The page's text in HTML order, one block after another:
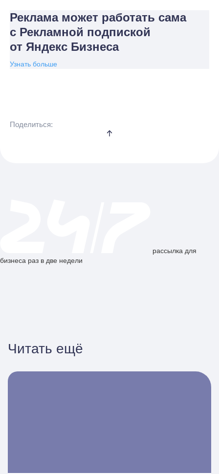
Реклама может работать сама
с Рекламной подпиской
от Яндекс Бизнеса
Узнать больше
Поделиться:
рассылка для
бизнеса раз в две недели
Читать ещё